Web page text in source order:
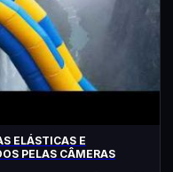
ELÁSTICAS E
PELAS CÂMERAS